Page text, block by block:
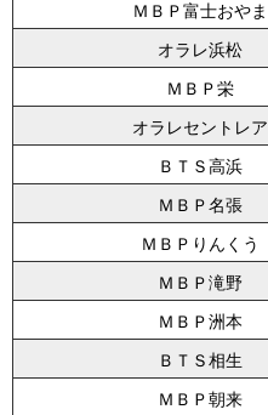
ＭＢＰ富士おやま
オラレ浜松
ＭＢＰ栄
オラレセントレア
ＢＴＳ高浜
ＭＢＰ名張
ＭＢＰりんくう
ＭＢＰ滝野
ＭＢＰ洲本
ＢＴＳ相生
ＭＢＰ朝来